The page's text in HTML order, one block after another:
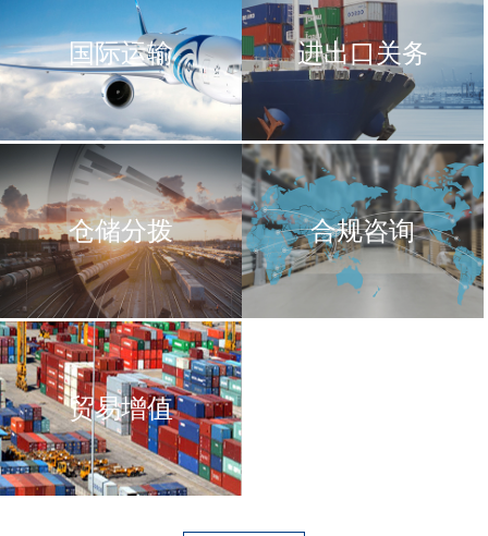
国际运输 进出口关务
仓储分拨 合规咨询
贸易增值